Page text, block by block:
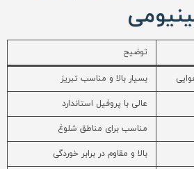
توضیح
بسیار بالا و مناسب تبریز
عالی با پروفیل استاندارد
مناسب برای مناطق شلوغ
بالا و مقاوم در برابر خوردگی